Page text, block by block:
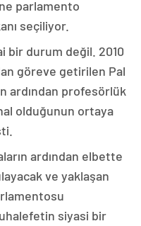
parlamento
seçiliyor.
bir durum değil. 2010
göreve getirilen Pal
ardından profesörlük
olduğunun ortaya
ardından elbette
ve yaklaşan
siyasi bir